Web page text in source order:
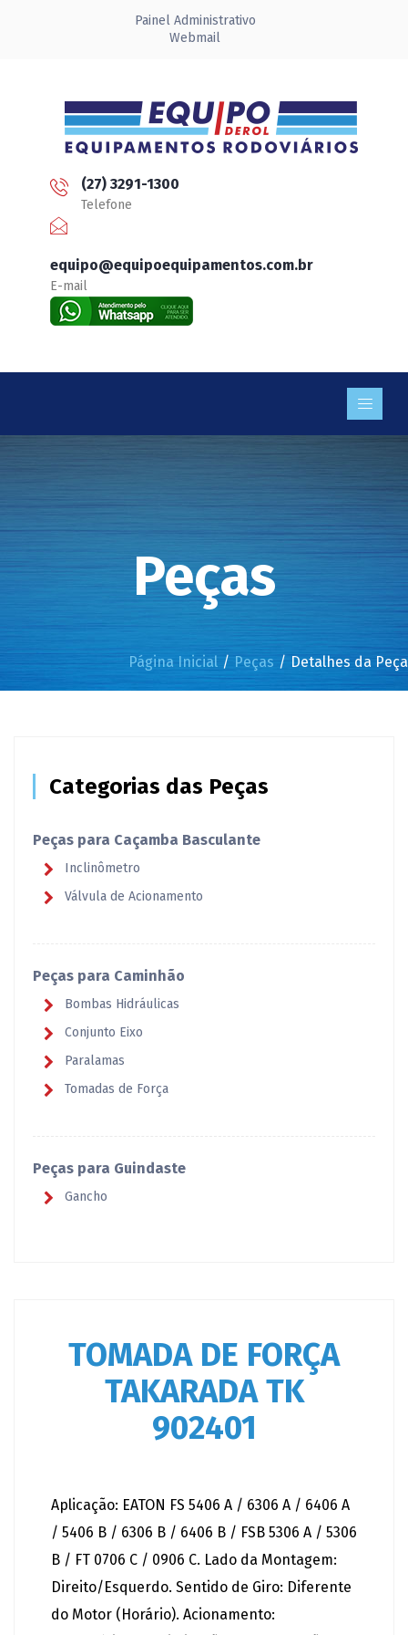
Painel Administrativo
Webmail
(27) 3291-1300
Telefone
equipo@equipoequipamentos.com.br
E-mail
Peças
Página Inicial Peças Detalhes da Peça
Categorias das Peças
Peças para Caçamba Basculante
Inclinômetro
Válvula de Acionamento
Peças para Caminhão
Bombas Hidráulicas
Conjunto Eixo
Paralamas
Tomadas de Força
Peças para Guindaste
Gancho
TOMADA DE FORÇA
TAKARADA TK
902401
Aplicação: EATON FS 5406 A / 6306 A / 6406 A
/ 5406 B / 6306 B / 6406 B / FSB 5306 A / 5306
B / FT 0706 C / 0906 C. Lado da Montagem:
Direito/Esquerdo. Sentido de Giro: Diferente
do Motor (Horário). Acionamento: